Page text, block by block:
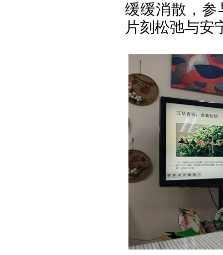
缓缓消散，参
片刻松弛与安